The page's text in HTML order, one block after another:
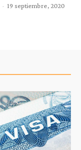
- 19 septiembre, 2020